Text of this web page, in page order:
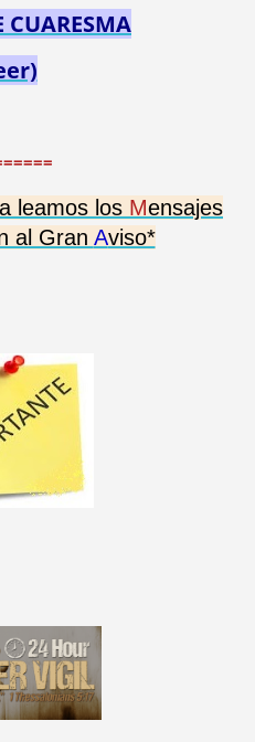
CUARESMA
leamos los Mensajes
al Gran Aviso*